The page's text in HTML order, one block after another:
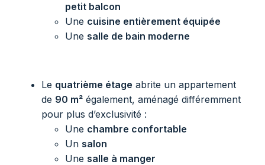
petit balcon
Une cuisine entièrement équipée
Une salle de bain moderne
Le quatrième étage abrite un appartement
de 90 m² également, aménagé différemment
pour plus d’exclusivité :
Une chambre confortable
Un salon
Une salle à manger